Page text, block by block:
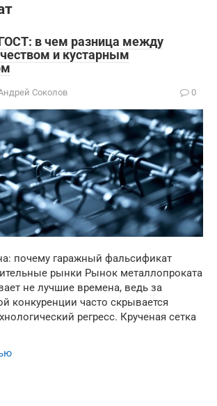
в чем разница между
и кустарным
Соколов 0
почему гаражный фальсификат
рынки Рынок металлопроката
не лучшие времена, ведь за
конкуренции часто скрывается
регресс. Крученая сетка